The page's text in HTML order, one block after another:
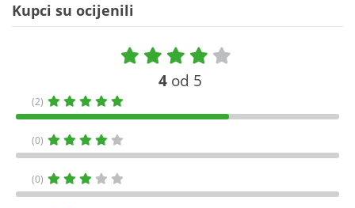
Kupci su ocijenili
4 od 5
(2)
(0)
(0)